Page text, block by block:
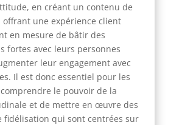
en créant un contenu de
une expérience client
en mesure de bâtir des
fortes avec leurs personnes
leur engagement avec
Il est donc essentiel pour les
le pouvoir de la
et de mettre en œuvre des
fidélisation qui sont centrées sur